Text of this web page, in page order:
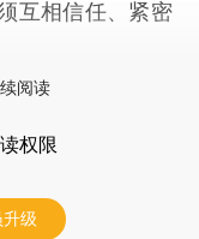
互相信任、紧密
阅读
权限
级